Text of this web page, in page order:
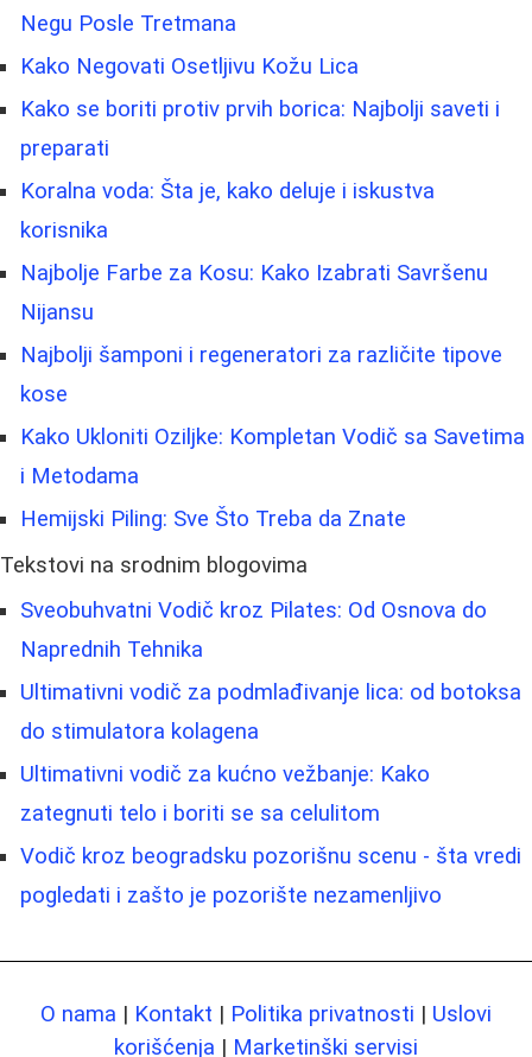
Negu Posle Tretmana
Kako Negovati Osetljivu Kožu Lica
Kako se boriti protiv prvih borica: Najbolji saveti i
preparati
Koralna voda: Šta je, kako deluje i iskustva
korisnika
Najbolje Farbe za Kosu: Kako Izabrati Savršenu
Nijansu
Najbolji šamponi i regeneratori za različite tipove
kose
Kako Ukloniti Oziljke: Kompletan Vodič sa Savetima
i Metodama
Hemijski Piling: Sve Što Treba da Znate
Tekstovi na srodnim blogovima
Sveobuhvatni Vodič kroz Pilates: Od Osnova do
Naprednih Tehnika
Ultimativni vodič za podmlađivanje lica: od botoksa
do stimulatora kolagena
Ultimativni vodič za kućno vežbanje: Kako
zategnuti telo i boriti se sa celulitom
Vodič kroz beogradsku pozorišnu scenu - šta vredi
pogledati i zašto je pozorište nezamenljivo
O nama | Kontakt | Politika privatnosti | Uslovi
korišćenja | Marketinški servisi